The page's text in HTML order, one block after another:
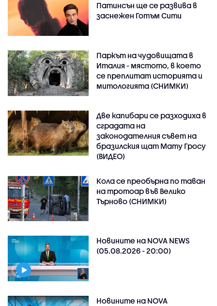
Патинсън ще се развива в
заснежен Готъм Сити
Паркът на чудовищата в
Италия - мястото, в което
се преплитат историята и
митологията (СНИМКИ)
Две капибари се разходиха в
сградата на
законодателния съвет на
бразилския щат Мату Гросу
(ВИДЕО)
Кола се преобърна по таван
на тротоар във Велико
Търново (СНИМКИ)
Новините на NOVA NEWS
(05.08.2026 - 20:00)
Новините на NOVA